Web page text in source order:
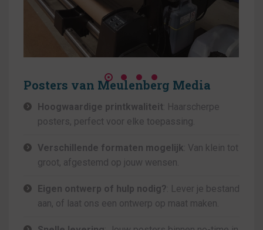
Posters van Meulenberg Media
Hoogwaardige printkwaliteit: Haarscherpe
posters, perfect voor elke toepassing.
Verschillende formaten mogelijk: Van klein tot
groot, afgestemd op jouw wensen.
Eigen ontwerp of hulp nodig?: Lever je bestand
aan, of laat ons een ontwerp op maat maken.